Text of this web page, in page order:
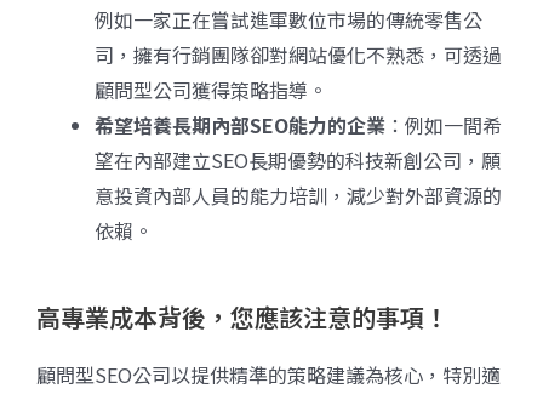
例如一家正在嘗試進軍數位市場的傳統零售公
司，擁有行銷團隊卻對網站優化不熟悉，可透過
顧問型公司獲得策略指導。
希望培養長期內部SEO能力的企業 ：例如一間希
望在內部建立SEO長期優勢的科技新創公司，願
意投資內部人員的能力培訓，減少對外部資源的
依賴。
高專業成本背後，您應該注意的事項！
顧問型SEO公司以提供精準的策略建議為核心，特別適